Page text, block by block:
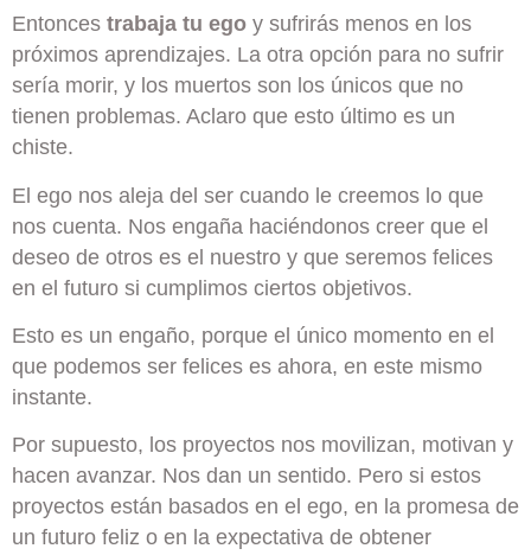
Entonces trabaja tu ego y sufrirás menos en los
próximos aprendizajes. La otra opción para no sufrir
sería morir, y los muertos son los únicos que no
tienen problemas. Aclaro que esto último es un
chiste.
El ego nos aleja del ser cuando le creemos lo que
nos cuenta. Nos engaña haciéndonos creer que el
deseo de otros es el nuestro y que seremos felices
en el futuro si cumplimos ciertos objetivos.
Esto es un engaño, porque el único momento en el
que podemos ser felices es ahora, en este mismo
instante.
Por supuesto, los proyectos nos movilizan, motivan y
hacen avanzar. Nos dan un sentido. Pero si estos
proyectos están basados en el ego, en la promesa de
un futuro feliz o en la expectativa de obtener